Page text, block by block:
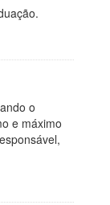
o
e máximo